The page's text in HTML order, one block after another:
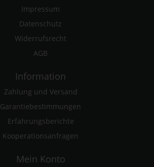
Impressum
Datenschutz
Widerrufsrecht
AGB
Information
Zahlung und Versand
Garantiebestimmungen
Erfahrungsberichte
Kooperationsanfragen
Mein Konto